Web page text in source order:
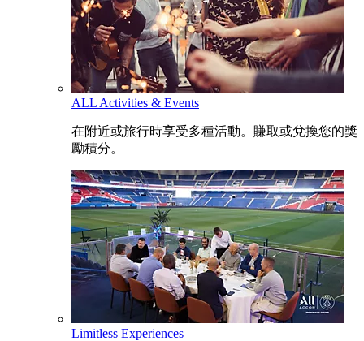
ALL Activities & Events
在附近或旅行時享受多種活動。賺取或兌換您的獎
勵積分。
Limitless Experiences